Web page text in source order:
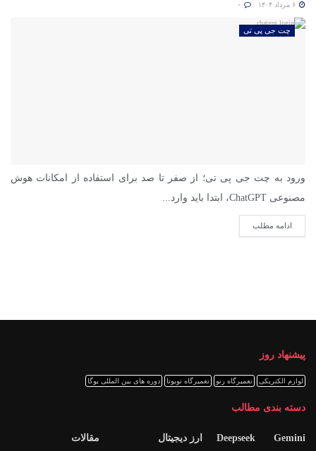
چت جی پی تی
ورود به چت جی پی تی؛ از صفر تا صد برای استفاده از امکانات هوش
مصنوعی ChatGPT، ابتدا باید وارد...
ادامه مطلب
پیشنهاد روز
لوازم الکتریکی تعمیرگاه رنو تعمیرگاه تویوتا دوره های بین المللی یوگا
دسته بندی مطالب
Deepseek Gemini
ارز دیجیتال مقالات